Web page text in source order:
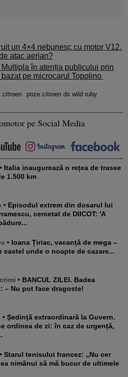
un 4×4 nebunesc cu motor V12.
atac aerian?
în atenția publicului prin
pe microcarul Topolino
citroen
poze citroen ds wild ruby
pe Social Media
• Italia inaugurează o rețea de trasee
1.500 km
• Episodul extrem din dosarul lui
cercetat de DIICOT: 'A
• Ioana Țiriac, vacanță de mega –
castel unde o noapte de cazare...
• BANCUL ZILEI. Badea
– Nu pot face dragoste!
• Şedinţă extraordinară la Guvern.
ordinea de zi: în caz de urgență,
• Starul tenisului francez: „Nu cer
nimănui să mă bucur de ultimele